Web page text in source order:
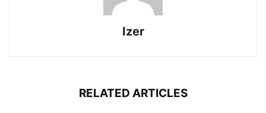
Izer
RELATED ARTICLES